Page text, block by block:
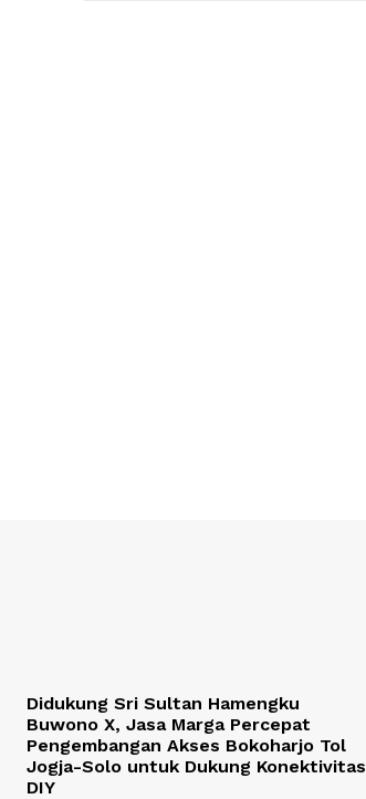
Didukung Sri Sultan Hamengku
Buwono X, Jasa Marga Percepat
Pengembangan Akses Bokoharjo Tol
Jogja-Solo untuk Dukung Konektivitas
DIY